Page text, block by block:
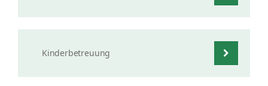
Kinderbetreuung